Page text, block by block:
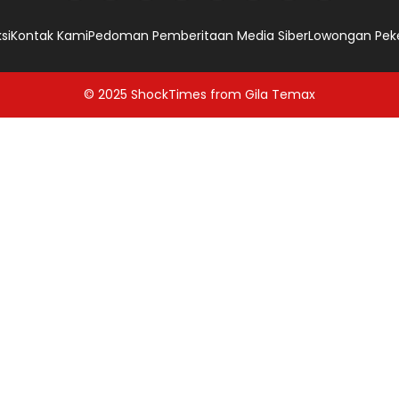
Kontak KamiPedoman Pemberitaan Media SiberLowongan
© 2025 ShockTimes from Gila Temax